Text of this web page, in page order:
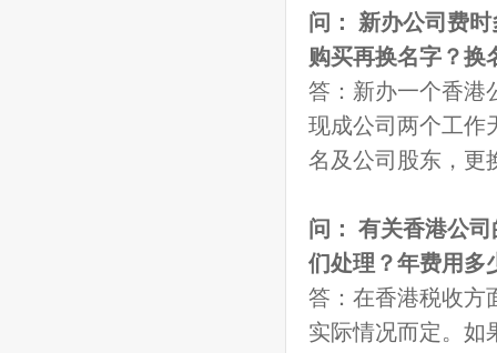
问： 新办公司费
购买再换名字？换
答：新办一个香港
现成公司两个工作
名及公司股东，更
问： 有关香港公
们处理？年费用多
答：在香港税收方
实际情况而定。如